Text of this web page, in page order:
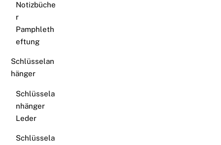
Notizbüche
r
Pamphleth
eftung
Schlüsselan
hänger
Schlüssela
nhänger
Leder
Schlüssela